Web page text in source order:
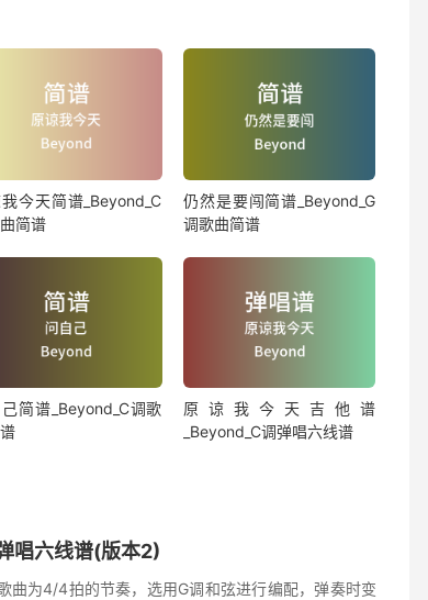
今天简谱_Beyond_C
简谱
仍然是要闯简谱_Beyond_G
调歌曲简谱
简谱_Beyond_C调歌
原谅我今天吉他谱
_Beyond_C调弹唱六线谱
唱六线谱(版本2)
曲为4/4拍的节奏，选用G调和弦进行编配，弹奏时变